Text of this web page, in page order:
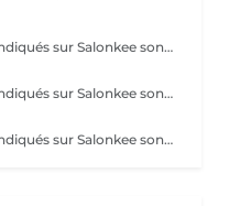
Veuillez prendre note que les prix indiqués sur Salonkee sont communiqués à titre informatif et s'entendent de base. Ces derniers sont susceptibles de varier selon le diagnostic réalisé à votre arrivée au salon et l'expertise du professionnel à qui vous confiez votre beauté. Dans tous les cas, un devis précis vous sera proposé et toutes réalisations de prestations seront effectuées avec votre accord. Un grand merci d'avance pour votre compréhension. Au plaisir de vous recevoir très vite.
Veuillez prendre note que les prix indiqués sur Salonkee sont communiqués à titre informatif et s'entendent de base. Ces derniers sont susceptibles de varier selon le diagnostic réalisé à votre arrivée au salon et l'expertise du professionnel à qui vous confiez votre beauté. Dans tous les cas, un devis précis vous sera proposé et toutes réalisations de prestations seront effectuées avec votre accord. Un grand merci d'avance pour votre compréhension. Au plaisir de vous recevoir très vite.
Veuillez prendre note que les prix indiqués sur Salonkee sont communiqués à titre informatif et s'entendent de base. Ces derniers sont susceptibles de varier selon le diagnostic réalisé à votre arrivée au salon et l'expertise du professionnel à qui vous confiez votre beauté. Dans tous les cas, un devis précis vous sera proposé et toutes réalisations de prestations seront effectuées avec votre accord. Un grand merci d'avance pour votre compréhension. Au plaisir de vous recevoir très vite.